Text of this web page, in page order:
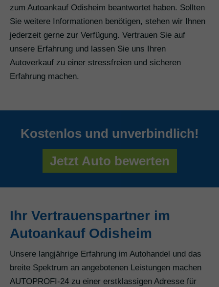
zum Autoankauf Odisheim beantwortet haben. Sollten
Sie weitere Informationen benötigen, stehen wir Ihnen
jederzeit gerne zur Verfügung. Vertrauen Sie auf
unsere Erfahrung und lassen Sie uns Ihren
Autoverkauf zu einer stressfreien und sicheren
Erfahrung machen.
Kostenlos und unverbindlich!
Jetzt Auto bewerten
Ihr Vertrauenspartner im
Autoankauf Odisheim
Unsere langjährige Erfahrung im Autohandel und das
breite Spektrum an angebotenen Leistungen machen
AUTOPROFI-24 zu einer erstklassigen Adresse für